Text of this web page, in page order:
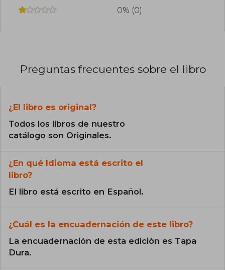
0% (0)
Preguntas frecuentes sobre el libro
¿El libro es original?
Todos los libros de nuestro
catálogo son Originales.
¿En qué Idioma está escrito el
libro?
El libro está escrito en Español.
¿Cuál es la encuadernación de este libro?
La encuadernación de esta edición es Tapa
Dura.